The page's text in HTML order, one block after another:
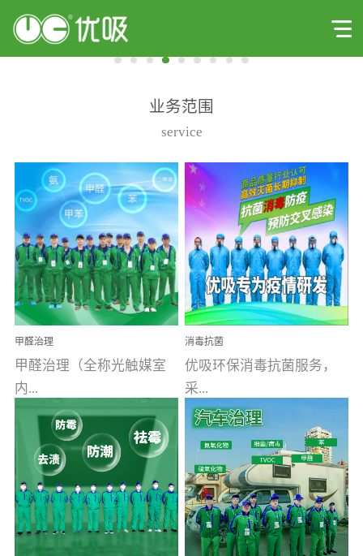
业务范围
service
甲醛治理
甲醛治理（全称光触媒室
内...
空气污染净化治理）工业
文明的进步，创造了多姿
多彩的家居产品和生活情
调，但也带来了以甲醛为
首的室内...
消毒抗菌
优吸环保消毒抗菌服务，
采...
用行业公认奥维牌消毒
液，具备杀死人体冠状病
毒的功效，杀菌率
99.99%。相对于传统消毒
液来说，无...